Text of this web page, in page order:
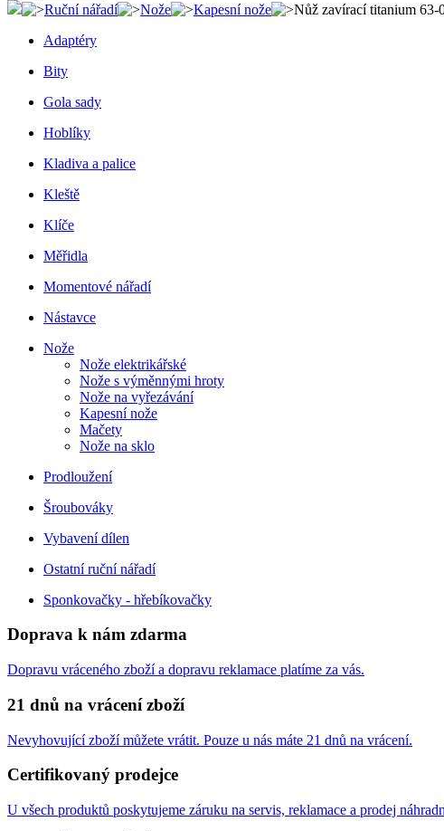
Ruční nářadí Nože Kapesní nože
Nůž zavírací titanium 63-
Adaptéry
Bity
Gola sady
Hoblíky
Kladiva a palice
Kleště
Klíče
Měřidla
Momentové nářadí
Nástavce
Nože
Nože elektrikářské
Nože s výměnnými hroty
Nože na vyřezávání
Kapesní nože
Mačety
Nože na sklo
Prodloužení
Šroubováky
Vybavení dílen
Ostatní ruční nářadí
Sponkovačky - hřebíkovačky
Doprava k nám zdarma
Dopravu vráceného zboží a dopravu reklamace platíme za vás.
21 dnů na vrácení zboží
Nevyhovující zboží můžete vrátit. Pouze u nás máte 21 dnů na vrácení.
Certifikovaný prodejce
U všech produktů poskytujeme záruku na servis, reklamace a prodej